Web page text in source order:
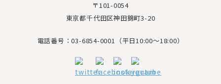
〒101-0054
東京都千代田区神田錦町3-20
電話番号：03-6854-0001（平日10:00～18:00）